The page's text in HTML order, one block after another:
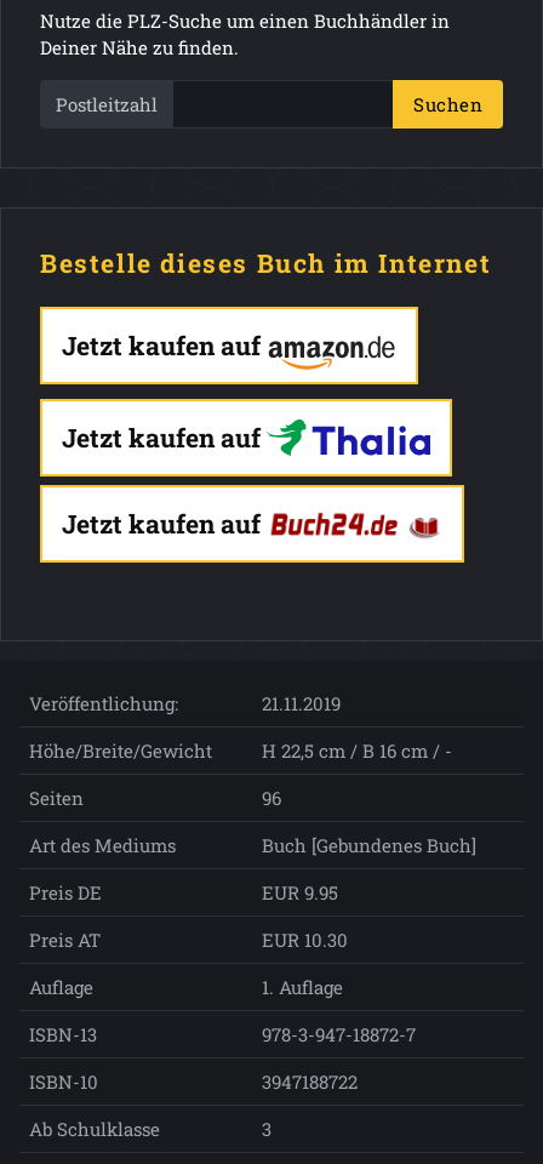
Nutze die PLZ-Suche um einen Buchhändler in
Deiner Nähe zu finden.
Postleitzahl Suchen
Bestelle dieses Buch im Internet
Jetzt kaufen auf
Jetzt kaufen auf
Jetzt kaufen auf
Veröffentlichung:
21.11.2019
Höhe/Breite/Gewicht
H 22,5 cm / B 16 cm / -
Seiten
96
Art des Mediums
Buch [Gebundenes Buch]
Preis DE
EUR 9.95
Preis AT
EUR 10.30
Auflage
1. Auflage
ISBN-13
978-3-947-18872-7
ISBN-10
3947188722
Ab Schulklasse
3